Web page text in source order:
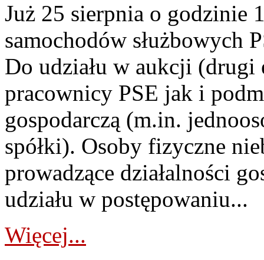
Już 25 sierpnia o godzinie
samochodów służbowych
Do udziału w aukcji (drugi
pracownicy PSE jak i
gospodarczą (m.in.
spółki). Osoby fizyczne
prowadzące działalności
udziału w postępowaniu...
Więcej...